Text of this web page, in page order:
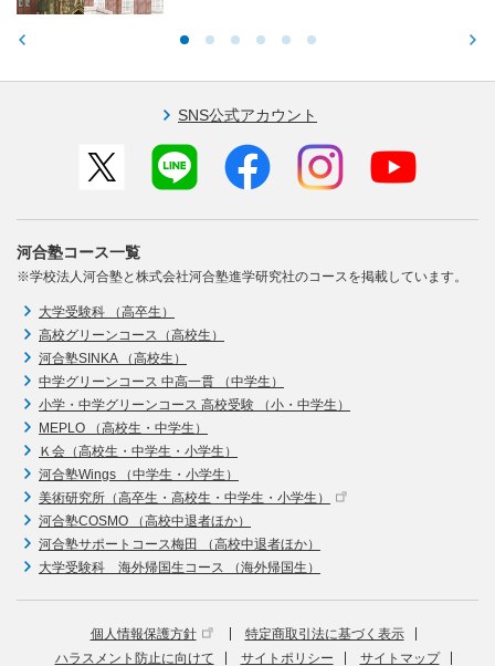
SNS公式アカウント
河合塾コース一覧
※学校法人河合塾と株式会社河合塾進学研究社のコースを掲載しています。
大学受験科 （高卒生）
高校グリーンコース（高校生）
河合塾SINKA （高校生）
中学グリーンコース 中高一貫 （中学生）
小学・中学グリーンコース 高校受験 （小・中学生）
MEPLO （高校生・中学生）
Ｋ会（高校生・中学生・小学生）
河合塾Wings （中学生・小学生）
美術研究所（高卒生・高校生・中学生・小学生）
河合塾COSMO （高校中退者ほか）
河合塾サポートコース梅田 （高校中退者ほか）
大学受験科 海外帰国生コース （海外帰国生）
個人情報保護方針
特定商取引法に基づく表示
ハラスメント防止に向けて
サイトポリシー サイトマップ